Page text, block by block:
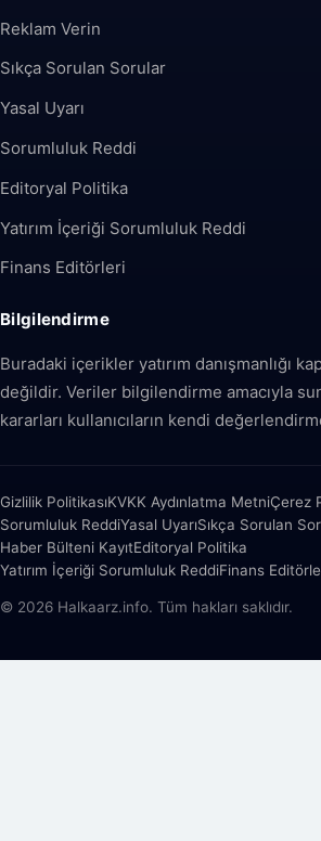
Reklam Verin
Sıkça Sorulan Sorular
Yasal Uyarı
Sorumluluk Reddi
Editoryal Politika
Yatırım İçeriği Sorumluluk Reddi
Finans Editörleri
Bilgilendirme
Buradaki içerikler yatırım danışmanlığı
değildir. Veriler bilgilendirme amacıyla
kararları kullanıcıların kendi
Gizlilik PolitikasıKVKK Aydınlatma MetniÇerez
Sorumluluk ReddiYasal UyarıSıkça Sorulan
Haber Bülteni KayıtEditoryal Politika
Yatırım İçeriği Sorumluluk ReddiFinans
© 2026 Halkaarz.info. Tüm hakları saklıdır.